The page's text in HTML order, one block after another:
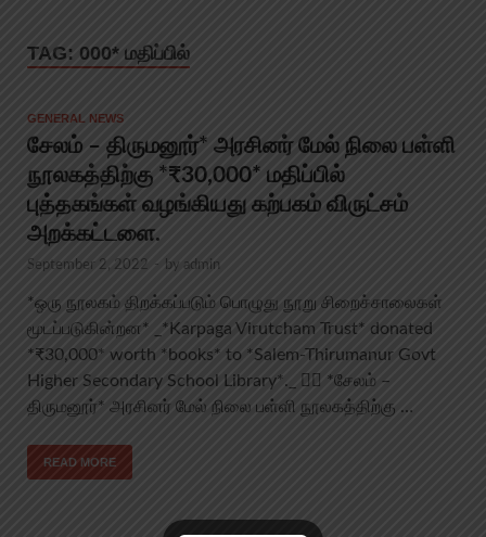
TAG: 000* மதிப்பில்
GENERAL NEWS
சேலம் – திருமனூர்* அரசினர் மேல் நிலை பள்ளி
நூலகத்திற்கு *₹30,000* மதிப்பில்
புத்தகங்கள் வழங்கியது கற்பகம் விருட்சம்
அறக்கட்டளை.
September 2, 2022 - by admin
*ஒரு நூலகம் திறக்கப்படும் பொழுது நூறு சிறைச்சாலைகள்
மூடப்படுகின்றன* _*Karpaga Virutcham Trust* donated
*₹30,000* worth *books* to *Salem-Thirumanur Govt
Higher Secondary School Library*._ 👉🏻 *சேலம் –
திருமனூர்* அரசினர் மேல் நிலை பள்ளி நூலகத்திற்கு …
READ MORE